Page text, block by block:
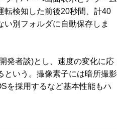
転検知した前後20秒間、計40
別フォルダに自動保存しま
発者談)とし、速度の変化に応
という。撮像素子には暗所撮影
を採用するなど基本性能もハ